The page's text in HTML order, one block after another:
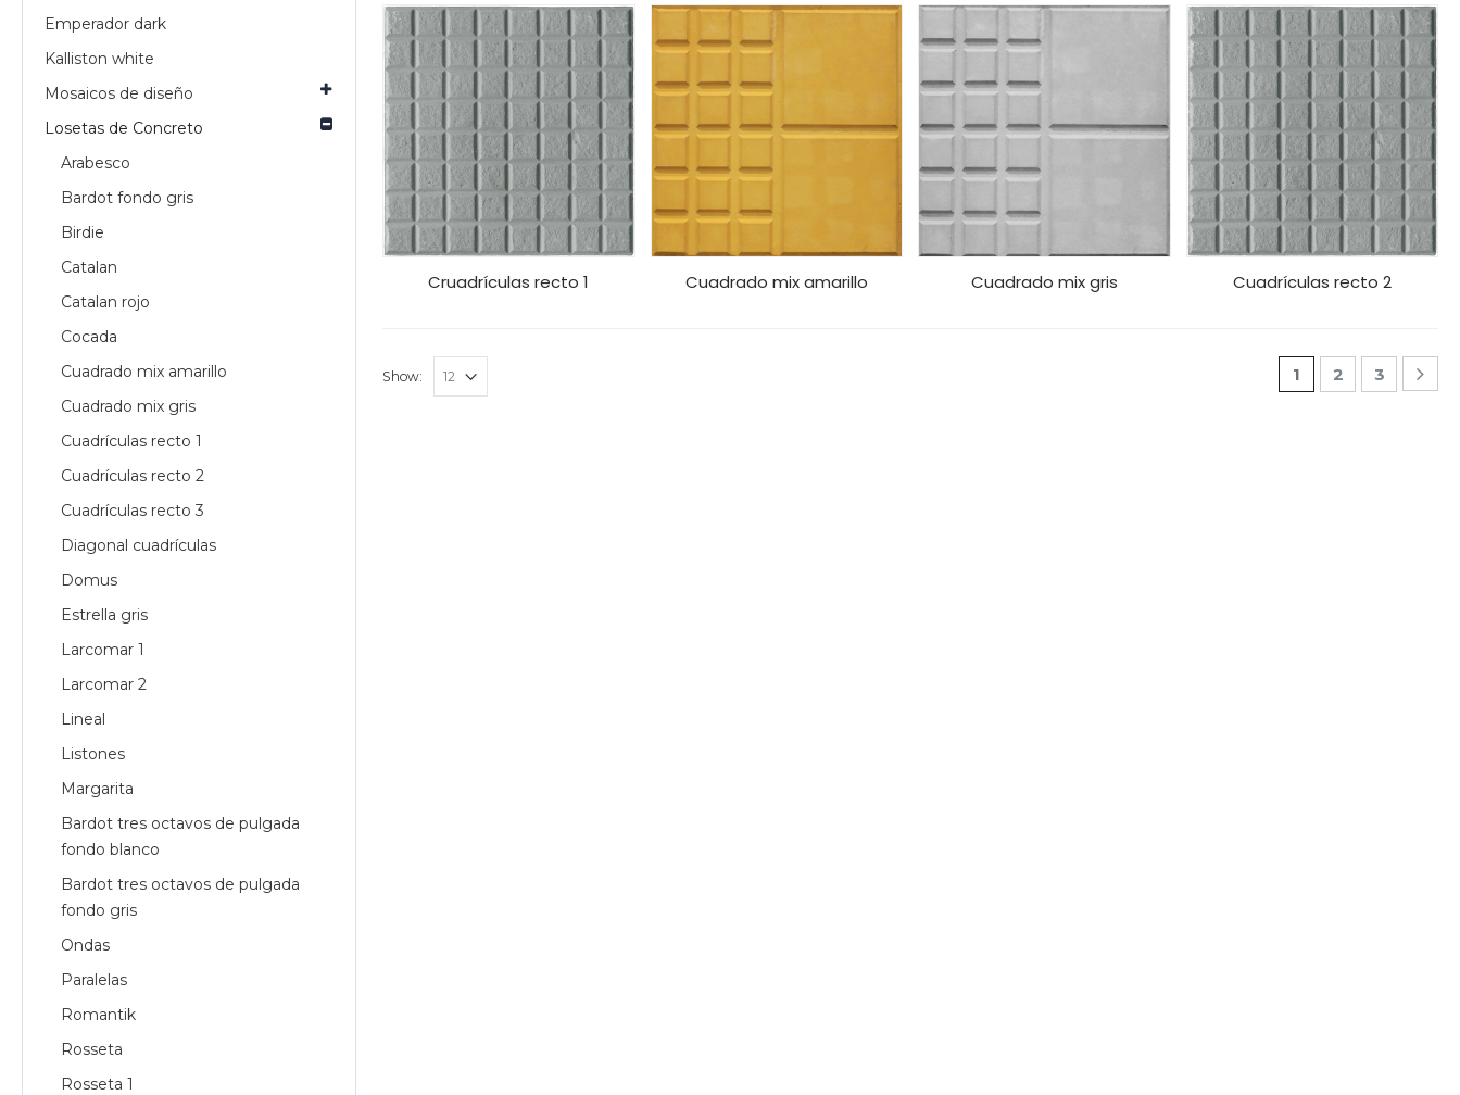
Cruadrículas recto 1 Cuadrado mix amarillo Cuadrado mix gris Cuadrículas recto 2
Show: 1 2 3
Emperador dark
Kalliston white
Mosaicos de diseño
Losetas de Concreto
Arabesco
Bardot fondo gris
Birdie
Catalan
Catalan rojo
Cocada
Cuadrado mix amarillo
Cuadrado mix gris
Cuadrículas recto 1
Cuadrículas recto 2
Cuadrículas recto 3
Diagonal cuadrículas
Domus
Estrella gris
Larcomar 1
Larcomar 2
Lineal
Listones
Margarita
Bardot tres octavos de pulgada
fondo blanco
Bardot tres octavos de pulgada
fondo gris
Ondas
Paralelas
Romantik
Rosseta
Rosseta 1